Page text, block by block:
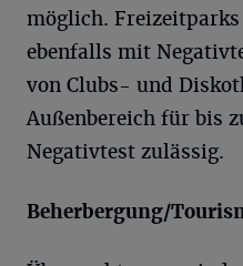
möglich.
ebenfalls mit
von Clubs- und
Außenbereich für bis
Negativtest zulässig.
Beherbergung/